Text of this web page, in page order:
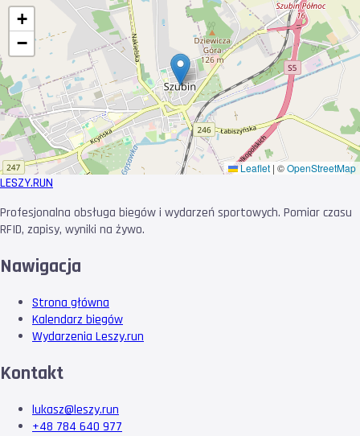
+
−
Leaflet | ©OpenStreetMap
LESZY.RUN
Profesjonalna obsługa biegów i wydarzeń sportowych. Pomiar czasu
RFID, zapisy, wyniki na żywo.
Nawigacja
Strona główna
Kalendarz biegów
Wydarzenia Leszy.run
Kontakt
lukasz@leszy.run
+48 784 640 977